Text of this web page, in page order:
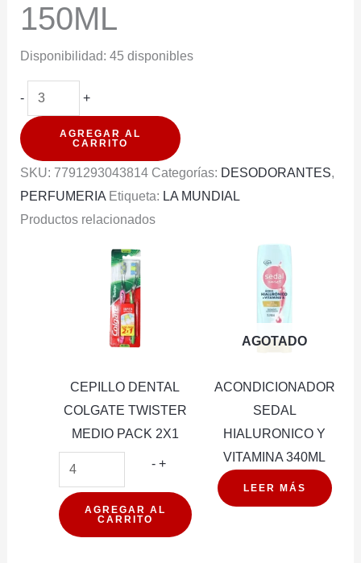
150ML
Disponibilidad: 45 disponibles
-
DESODORANTE
SPRAY
APOLLO
+
AGREGAR AL
CARRITO
SKU: 7791293043814 Categorías: DESODORANTES,
PERFUMERIA Etiqueta: LA MUNDIAL
Productos relacionados
CEPILLO DENTAL
COLGATE TWISTER
MEDIO PACK 2X1
- CEPILLO
COLGATE
TWISTER
+
AGREGAR AL
CARRITO
AGOTADO
ACONDICIONADOR
SEDAL
HIALURONICO Y
VITAMINA 340ML
LEER MÁS